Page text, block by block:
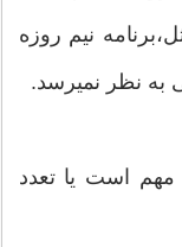
نیم روزه
به نظر نمیرسد.
است یا تعدد